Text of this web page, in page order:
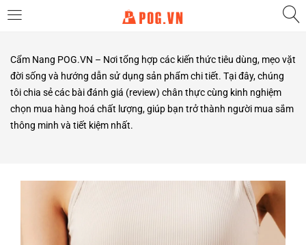
Enter your username and password to login.
Remember me
Cẩm Nang POG.VN – Nơi tổng hợp các kiến thức tiêu dùng, mẹo vặt
đời sống và hướng dẫn sử dụng sản phẩm chi tiết. Tại đây, chúng
tôi chia sẻ các bài đánh giá (review) chân thực cùng kinh nghiệm
chọn mua hàng hoá chất lượng, giúp bạn trở thành người mua sắm
thông minh và tiết kiệm nhất.